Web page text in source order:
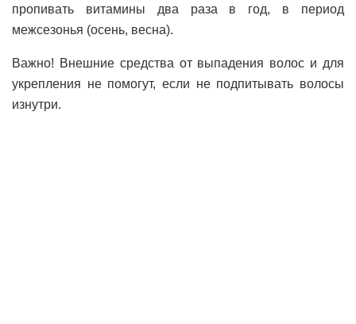
пропивать витамины два раза в год, в период
межсезонья (осень, весна).
Важно! Внешние средства от выпадения волос и для
укрепления не помогут, если не подпитывать волосы
изнутри.